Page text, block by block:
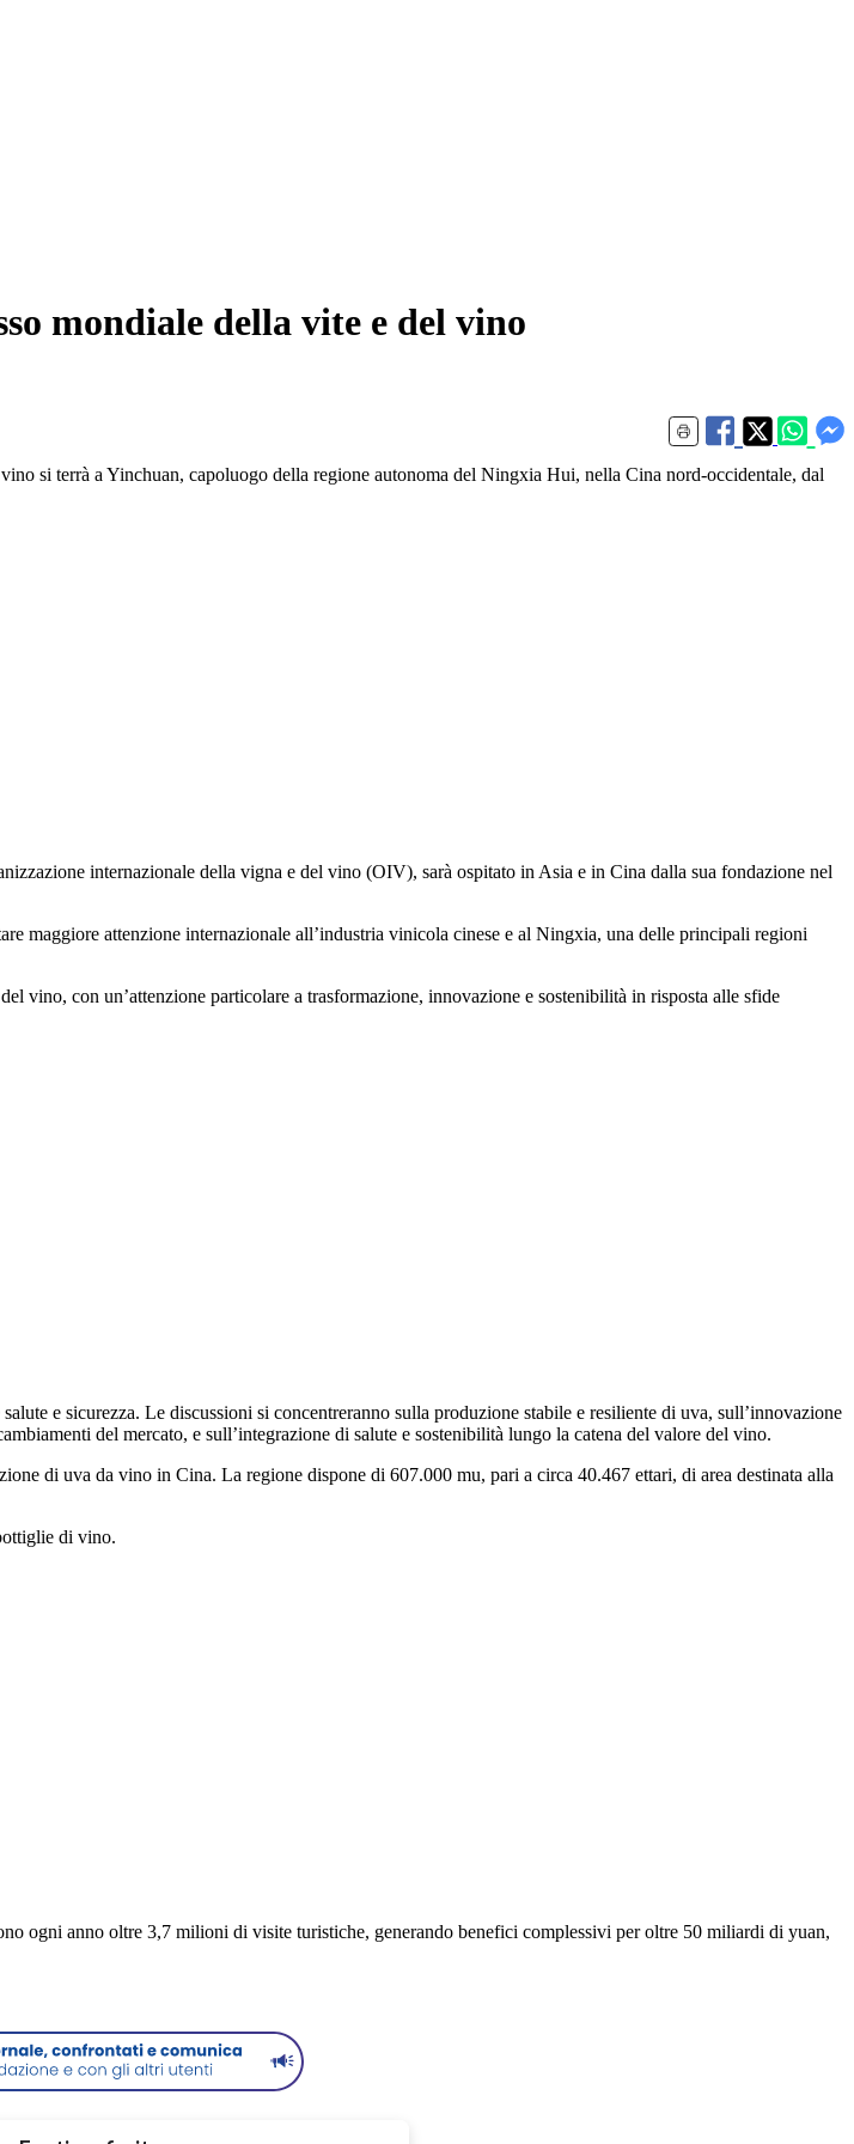
mondiale della vite e del vino
terrà a Yinchuan, capoluogo della regione autonoma del Ningxia Hui, nella Cina nord-occidentale, dal
internazionale della vigna e del vino (OIV), sarà ospitato in Asia e in Cina dalla sua fondazione nel
maggiore attenzione internazionale all’industria vinicola cinese e al Ningxia, una delle principali regioni
vino, con un’attenzione particolare a trasformazione, innovazione e sostenibilità in risposta alle sfide
e sicurezza. Le discussioni si concentreranno sulla produzione stabile e resiliente di uva, sull’innovazione
del mercato, e sull’integrazione di salute e sostenibilità lungo la catena del valore del vino.
di uva da vino in Cina. La regione dispone di 607.000 mu, pari a circa 40.467 ettari, di area destinata alla
di vino.
ogni anno oltre 3,7 milioni di visite turistiche, generando benefici complessivi per oltre 50 miliardi di yuan,